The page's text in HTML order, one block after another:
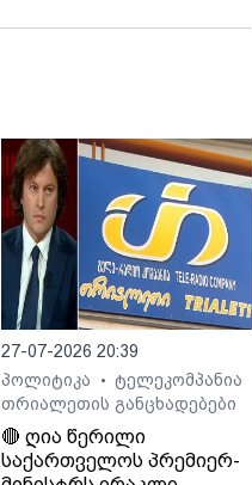
27-07-2026 20:39
პოლიტიკა
• ტელეკომპანია
თრიალეთის განცხადებები
🔴 ღია წერილი
საქართველოს პრემიერ-